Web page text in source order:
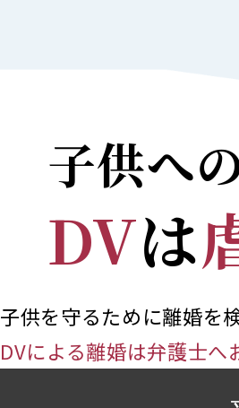
子供へ
DVは
子供を守るために離婚を
DVによる離婚は弁護士へ